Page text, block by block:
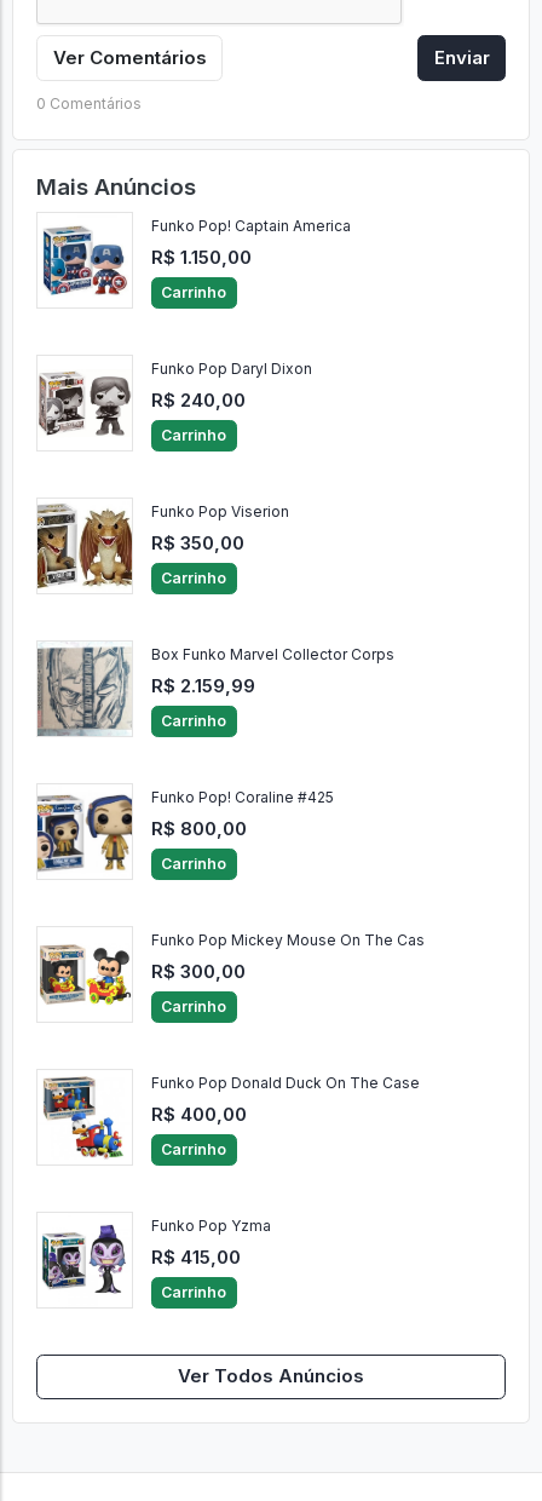
Ver Comentários Enviar
0 Comentários
Mais Anúncios
Funko Pop! Captain America
R$ 1.150,00
Carrinho
Funko Pop Daryl Dixon
R$ 240,00
Carrinho
Funko Pop Viserion
R$ 350,00
Carrinho
Box Funko Marvel Collector Corps
R$ 2.159,99
Carrinho
Funko Pop! Coraline #425
R$ 800,00
Carrinho
Funko Pop Mickey Mouse On The Cas
R$ 300,00
Carrinho
Funko Pop Donald Duck On The Case
R$ 400,00
Carrinho
Funko Pop Yzma
R$ 415,00
Carrinho
Ver Todos Anúncios